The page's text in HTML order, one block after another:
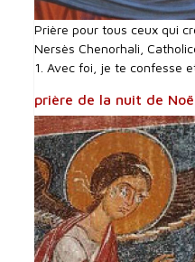
Prière pour tous ceux qui
Nersès Chenorhali,
1. Avec foi, je te confesse
prière de la nuit de